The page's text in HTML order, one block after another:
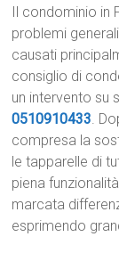
Il condominio
problemi
causati
consiglio di
un intervento su
0510910433.
compresa la
le tapparelle di
piena
marcata
esprimendo